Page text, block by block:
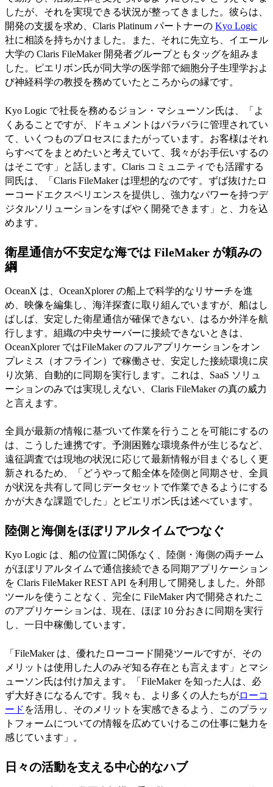
したが、それを実現できる状況が整ってきました。彼らは、
開発の支援を求め、Claris Platinum パートナーの Kyo Logic
社に相談を持ちかけました。また、それに先立ち、イエール
大学の Claris FileMaker 開発者グループともタッグを組みま
した。ピエリボン氏が同大学の医学部で細胞分子生理学およ
び神経科学の教授を務めていたところからの縁です。
Kyo Logic で社長を務めるジョン・マシューソン氏は、「よ
くあることですが、ドキュメントはバラバラに管理されてい
て、いくつものプロセスにまたがっています。お客様はそれ
らすべてをまとめたいと考えていて、我々がお手伝いするの
はそこです」と話します。Claris コミュニティでも活躍する
同氏は、「Claris FileMaker は理想的なのです。ずば抜けたロ
ーコードエクスペリエンスを提供し、強力なパワーを持つデ
ジタルソリューションをすばやく開発できます」と、力を込
めます。
衛星通信が不安定な海では FileMaker が頼みの
綱
OceanX は、OceanXplorer の船上で科学的なリサーチを進
め、映像を編集し、海洋探査に取り組んでいますが、船はし
ばしば、安定した衛星通信が確保できない、はるか外洋を航
行します。組織の中央サーバーに接続できないときは、
OceanXplorer ではFileMaker のフルアプリケーションをオン
プレミス（オフライン）で稼働させ、安定した接続環境に戻
り次第、自動的に同期を実行します。これは、SaaS ソリュ
ーションのみでは実現しえない、Claris FileMaker の真の威力
と言えます。
全員が最新の情報に基づいて作業を行うことを可能にするの
は、こうした連携です。予測困難な環境条件が生じるなど、
遠征調査では現地の状況に応じて最新情報が目まぐるしく更
新されるため、「どうやって船全体を陸側と同期させ、全員
が状況を共有して同じデータセットで作業できるようにする
かが大きな課題でした」とピエリボン氏は述べています。
陸側と海側をほぼリアルタイムでつなぐ
Kyo Logic は、船の位置に関係なく、陸側・海側の両チーム
がほぼリアルタイムで通信接続できる同期アプリケーション
を Claris FileMaker REST API を利用して開発しました。外部
ツールを使うことなく、完全に FileMaker 内で開発されたこ
のアプリケーションは、現在、ほぼ 10 分おきに同期を実行
し、一日中稼働しています。
「FileMaker は、優れたローコード開発ツールですが、その
メリットは使用した人のみぞ知る存在とも言えます」とマシ
ューソン氏は付け加えます。「FileMaker を知った人は、必
ず大好きになるんです。我々も、より多くの人たちがローコ
ード を活用し、そのメリットを実感できるよう、このプラッ
トフォームについての情報を広めていけるこの仕事に魅力を
感じています」。
日々の活動を支える中心的なハブ